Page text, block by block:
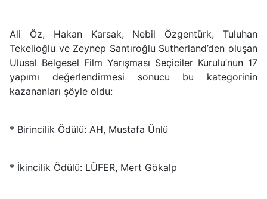
Ali Öz, Hakan Karsak, Nebil Özgentürk, Tuluhan
Tekelioğlu ve Zeynep Santıroğlu Sutherland’den oluşan
Ulusal Belgesel Film Yarışması Seçiciler Kurulu’nun 17
yapımı değerlendirmesi sonucu bu kategorinin
kazananları şöyle oldu:
* Birincilik Ödülü: AH, Mustafa Ünlü
* İkincilik Ödülü: LÜFER, Mert Gökalp